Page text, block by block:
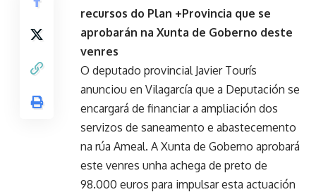
recursos do Plan +Provincia que se
aprobarán na Xunta de Goberno deste
venres
O deputado provincial Javier Tourís
anunciou en Vilagarcía que a Deputación se
encargará de financiar a ampliación dos
servizos de saneamento e abastecemento
na rúa Ameal. A Xunta de Goberno aprobará
este venres unha achega de preto de
98.000 euros para impulsar esta actuación